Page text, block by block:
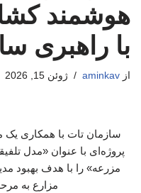
هوشمند
با راهبری
از aminkav ژوئن 15, 2026
سازمان تات با همکاری
پروژه‌ای با عنوان «مدل
مزرعه» را با هدف بهبود
مزارع به